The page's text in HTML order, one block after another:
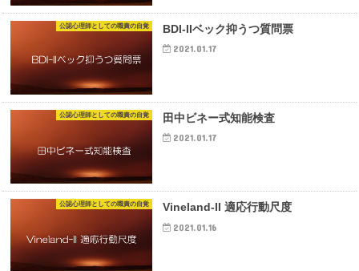
公認心理師としての職責の自覚 BDI-IIベック抑うつ質問票
2021.01.17
公認心理師としての職責の自覚 田中ビネー式知能検査
2021.01.17
公認心理師としての職責の自覚 Vineland-II 適応行動尺度
2021.01.16